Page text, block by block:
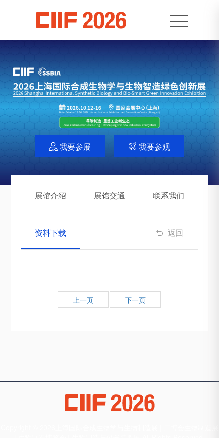
 我要参展  我要参观
展馆介绍 展馆交通 联系我们
资料下载  返回
上一页 下一页